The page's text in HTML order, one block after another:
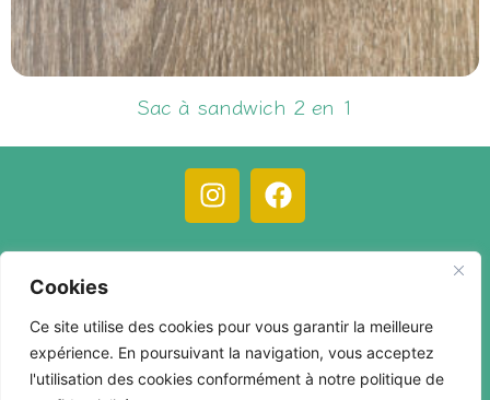
Cookies
Ce site utilise des cookies pour vous garantir la meilleure
expérience. En poursuivant la navigation, vous acceptez
l'utilisation des cookies conformément à notre politique de
Sac à sandwich 2 en 1
12,00€
Contact